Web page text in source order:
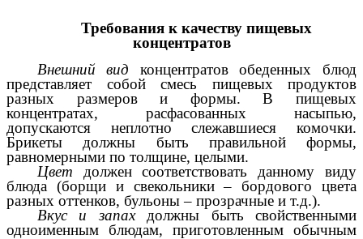
Требования к качеству пищевых
концентратов
Внешний вид концентратов обеденных блюд
представляет собой смесь пищевых продуктов
разных размеров и формы. В пищевых
концентратах, расфасованных насыпью,
допускаются неплотно слежавшиеся комочки.
Брикеты должны быть правильной формы,
равномерными по толщине, целыми.
Цвет должен соответствовать данному виду
блюда (борщи и свекольники – бордового цвета
разных оттенков, бульоны – прозрачные и т.д.).
Вкус и запах должны быть свойственными
одноименным блюдам, приготовленным обычным